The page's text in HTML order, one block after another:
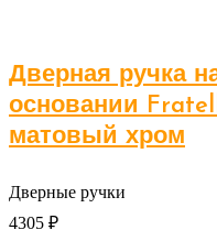
Дверная ручка
основании
матовый хром
Дверные ручки
4305 ₽